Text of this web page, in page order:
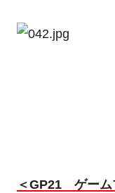
＜GP21 ゲーム